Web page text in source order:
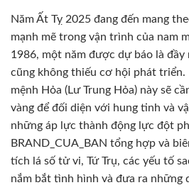
Năm Ất Tỵ 2025 đang đến mang
mạnh mẽ trong vận trình của nam
1986, một năm được dự báo là
cũng không thiếu cơ hội phát triển.
mệnh Hỏa (Lư Trung Hỏa) này sẽ
vàng để đối diện với hung tinh và
những áp lực thành động lực đột
BRAND_CUA_BAN tổng hợp và
tích lá số tử vi, Tứ Trụ, các yếu tố
nắm bắt tình hình và đưa ra những